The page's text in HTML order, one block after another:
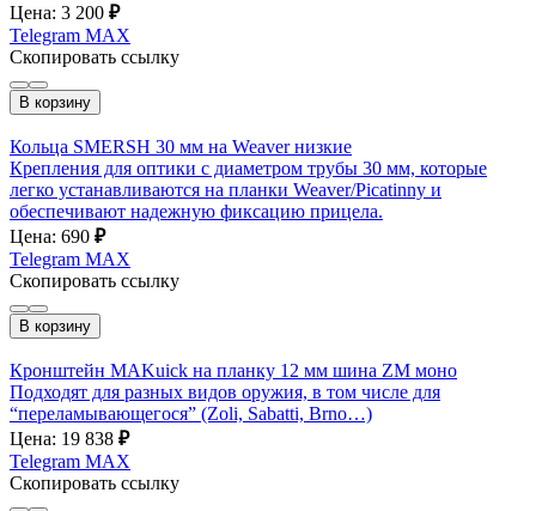
Цена: 3 200 ₽
Telegram MAX
Скопировать ссылку
В корзину
Кольца SMERSH 30 мм на Weaver низкие
Крепления для оптики с диаметром трубы 30 мм, которые
легко устанавливаются на планки Weaver/Picatinny и
обеспечивают надежную фиксацию прицела.
Цена: 690 ₽
Telegram MAX
Скопировать ссылку
В корзину
Кронштейн MAKuick на планку 12 мм шина ZM моно
Подходят для разных видов оружия, в том числе для
“переламывающегося” (Zoli, Sabatti, Brno…)
Цена: 19 838 ₽
Telegram MAX
Скопировать ссылку